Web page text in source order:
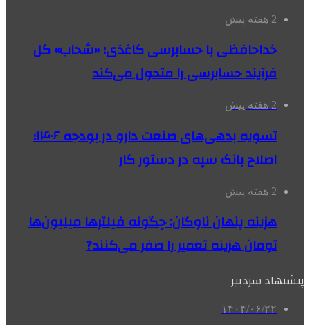
2 هفته پیش
خداحافظی با حسابرسی کاغذی؛ «شحاب» کل
فرآیند حسابرسی را متحول می‌کند
2 هفته پیش
تسویه بدهی‌های صنعت دارو در بودجه ۱۴۰۶؛
اصلاح بانک سپه در دستور کار
2 هفته پیش
هزینه پنهان ناوگان: چگونه فیلترها میلیون‌ها
تومان هزینه تعمیر را صفر می‌کنند?
پیشنهاد سردبیر
۱۴۰۴/۰۶/۲۲